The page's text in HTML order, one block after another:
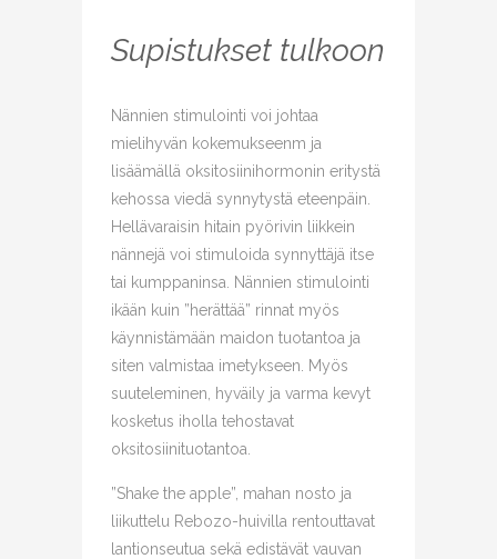
Supistukset tulkoon
Nännien stimulointi voi johtaa
mielihyvän kokemukseenm ja
lisäämällä oksitosiinihormonin eritystä
kehossa viedä synnytystä eteenpäin.
Hellävaraisin hitain pyörivin liikkein
nännejä voi stimuloida synnyttäjä itse
tai kumppaninsa. Nännien stimulointi
ikään kuin ”herättää” rinnat myös
käynnistämään maidon tuotantoa ja
siten valmistaa imetykseen. Myös
suuteleminen, hyväily ja varma kevyt
kosketus iholla tehostavat
oksitosiinituotantoa.
”Shake the apple”, mahan nosto ja
liikuttelu Rebozo-huivilla rentouttavat
lantionseutua sekä edistävät vauvan